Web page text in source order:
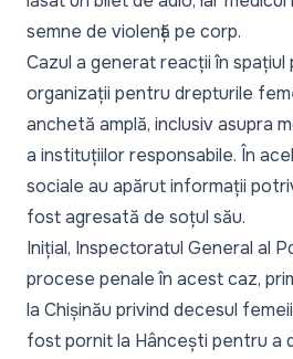
semne de violență pe corp.
Cazul a generat reacții în spațiul
organizații pentru drepturile
anchetă amplă, inclusiv asupra
a instituțiilor responsabile. În
sociale au apărut informații
fost agresată de soțul său.
Inițial, Inspectoratul General al
procese penale în acest caz,
la Chișinău privind decesul
fost pornit la Hâncești pentru a